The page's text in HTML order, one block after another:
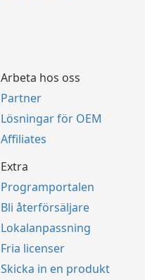
Arbeta hos oss
Partner
Lösningar för OEM
Affiliates
Extra
Programportalen
Bli återförsäljare
Lokalanpassning
Fria licenser
Skicka in en produkt